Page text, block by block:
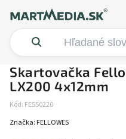
Skartovačka
LX200 4x12mm
Kód: FE550220
Značka: FELLOWES